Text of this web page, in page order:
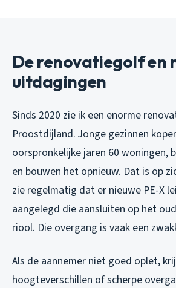
De renovatiegolf en
uitdagingen
Sinds 2020 zie ik een enorme
Proostdijland. Jonge gezinnen
oorspronkelijke jaren 60 woningen,
en bouwen het opnieuw. Dat is op
zie regelmatig dat er nieuwe PE-X
aangelegd die aansluiten op het
riool. Die overgang is vaak een
Als de aannemer niet goed oplet,
hoogteverschillen of scherpe